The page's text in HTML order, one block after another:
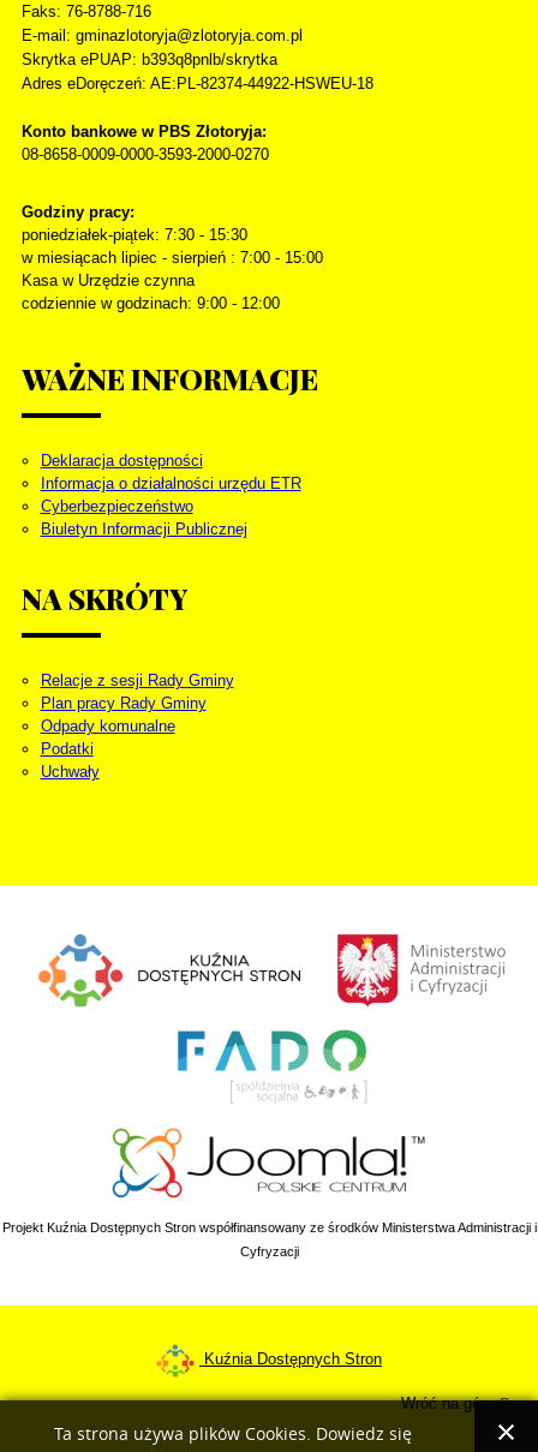
Faks: 76-8788-716
E-mail: gminazlotoryja@zlotoryja.com.pl
Skrytka ePUAP: b393q8pnlb/skrytka
Adres eDoręczeń: AE:PL-82374-44922-HSWEU-18
Konto bankowe w PBS Złotoryja:
08-8658-0009-0000-3593-2000-0270
Godziny pracy:
poniedziałek-piątek: 7:30 - 15:30
w miesiącach lipiec - sierpień : 7:00 - 15:00
Kasa w Urzędzie czynna
codziennie w godzinach: 9:00 - 12:00
WAŻNEINFORMACJE
Deklaracja dostępności
Informacja o działalności urzędu ETR
Cyberbezpieczeństwo
Biuletyn Informacji Publicznej
NA SKRÓTY
Relacje z sesji Rady Gminy
Plan pracy Rady Gminy
Odpady komunalne
Podatki
Uchwały
Projekt Kuźnia Dostępnych Stron współfinansowany ze środków Ministerstwa Administracji i
Cyfryzacji
Kuźnia Dostępnych Stron
Wróć na górę
Ta strona używa plików Cookies. Dowiedz się